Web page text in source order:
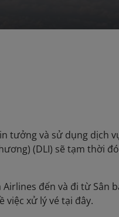
tưởng và sử dụng dịch
(DLI) sẽ tạm thời
đến và đi từ
việc xử lý vé tại đây.